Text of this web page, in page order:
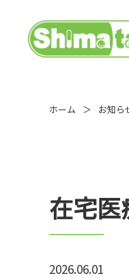
ホーム お知ら
在宅
2026.06.01